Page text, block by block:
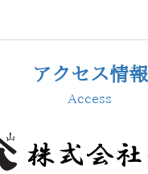
アクセス情報
Access